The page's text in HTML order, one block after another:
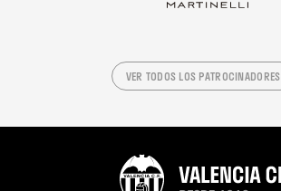
VER TODOS LOS PATROCINADORES